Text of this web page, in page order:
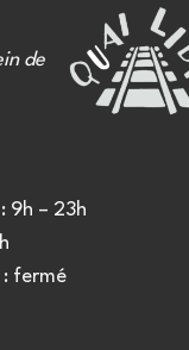
de
9h – 23h
: fermé